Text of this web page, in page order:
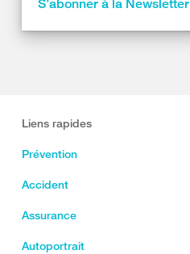
S’abonner à la Newsletter
Liens rapides
Prévention
Accident
Assurance
Autoportrait